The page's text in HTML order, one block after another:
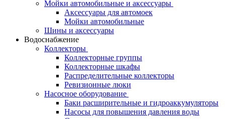
Мойки автомобильные и аксессуары
Аксессуары для автомоек
Мойки автомобильные
Шины и аксессуары
Водоснабжение
Коллекторы
Коллекторные группы
Коллекторные шкафы
Распределительные коллекторы
Ревизионные люки
Насосное оборудование
Баки расширительные и гидроаккумуляторы
Насосы для повышения давления воды